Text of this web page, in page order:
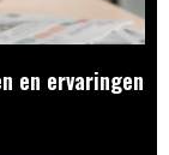
en ervaringen